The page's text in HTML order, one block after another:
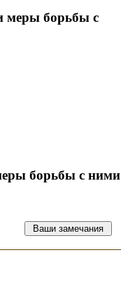
меры борьбы с
борьбы с ними